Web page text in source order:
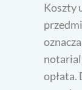
Koszty
opłata.